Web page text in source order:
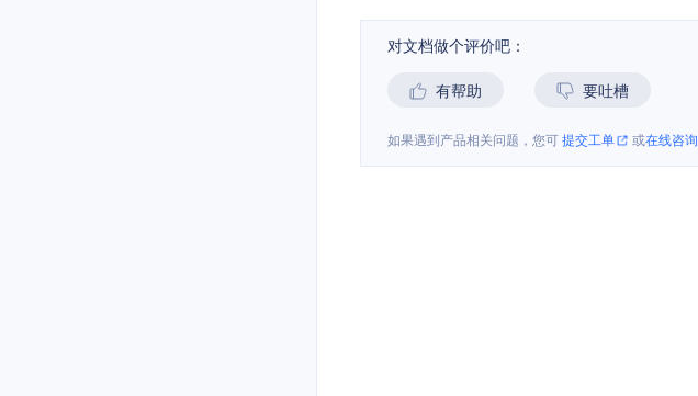
对文档做个评价吧：
有帮助 要吐槽
如果遇到产品相关问题，您可 提交工单 或在线咨询